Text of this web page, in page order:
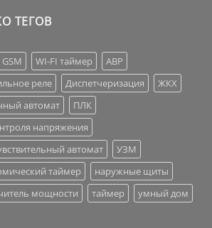
ТЕГОВ
GSM WI-FI таймер
АВР
реле
Диспетчеризация
ЖКХ
автомат
ПЛК
напряжения
автомат
УЗМ
таймер
наружные щиты
мощности
таймер умный дом